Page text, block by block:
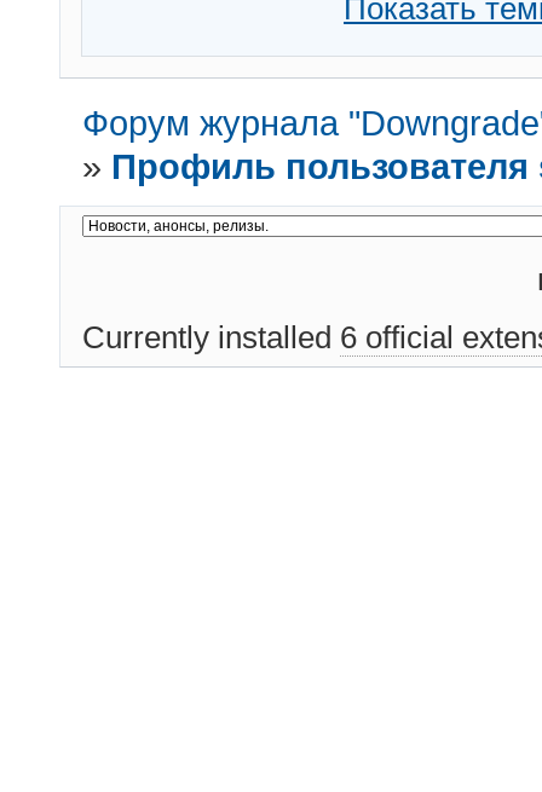
Показать
Форум журнала
» Профиль пользователя
Currently installed 6 official